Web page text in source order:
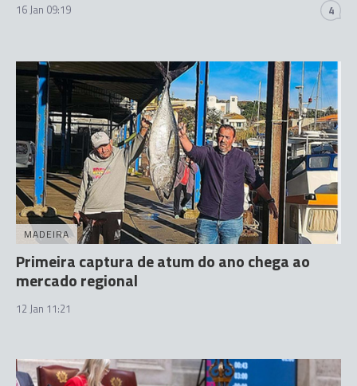
16 Jan 09:19 4
MADEIRA
Primeira captura de atum do ano chega ao
mercado regional
12 Jan 11:21